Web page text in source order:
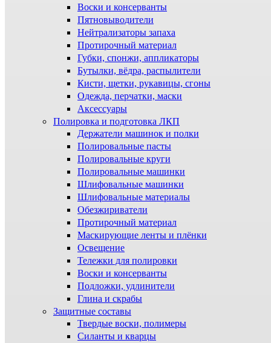
Воски и консерванты
Пятновыводители
Нейтрализаторы запаха
Протирочный материал
Губки, спонжи, аппликаторы
Бутылки, вёдра, распылители
Кисти, щетки, рукавицы, сгоны
Одежда, перчатки, маски
Аксессуары
Полировка и подготовка ЛКП
Держатели машинок и полки
Полировальные пасты
Полировальные круги
Полировальные машинки
Шлифовальные машинки
Шлифовальные материалы
Обезжириватели
Протирочный материал
Маскирующие ленты и плёнки
Освещение
Тележки для полировки
Воски и консерванты
Подложки, удлинители
Глина и скрабы
Защитные составы
Твердые воски, полимеры
Силанты и кварцы